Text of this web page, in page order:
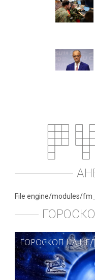
File engine/modules/
ГОРОСКОП НА